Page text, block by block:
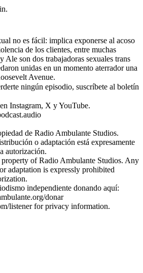
no es fácil: implica exponerse al acoso
de los clientes, entre muchas
Ale son dos trabajadoras sexuales trans
unidas en un momento aterrador una
Avenue.
ningún episodio, suscríbete al boletín
Instagram, X y YouTube.
de Radio Ambulante Studios.
o adaptación está expresamente
autorización.
property of Radio Ambulante Studios. Any
adaptation is expressly prohibited
independiente donando aquí:
donar
listener for privacy information.